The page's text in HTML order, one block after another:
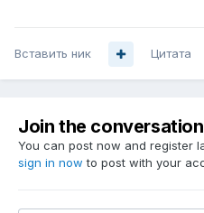
Вставить ник Цитата
Join the conversation
You can post now and register
sign in now to post with your